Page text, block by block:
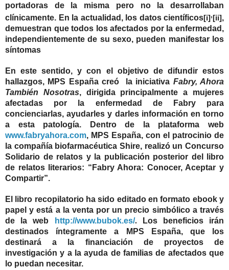
portadoras de la misma pero no la desarrollaban
clínicamente. En la actualidad, los datos científicos[i] , [ii],
demuestran que todos los afectados por la enfermedad,
independientemente de su sexo, pueden manifestar los
síntomas
En este sentido, y con el objetivo de difundir estos
hallazgos, MPS España creó la iniciativa Fabry, Ahora
También Nosotras, dirigida principalmente a mujeres
afectadas por la enfermedad de Fabry para
concienciarlas, ayudarles y darles información en torno
a esta patología. Dentro de la plataforma web
www.fabryahora.com, MPS España, con el patrocinio de
la compañía biofarmacéutica Shire, realizó un Concurso
Solidario de relatos y la publicación posterior del
libro
de relatos literarios: “Fabry Ahora: Conocer, Aceptar y
Compartir”.
El libro recopilatorio ha sido editado en formato ebook y
papel y está a la venta por un precio simbólico a través
de la web
http://www.bubok.es/.Los beneficios irán
destinados íntegramente a MPS España, que los
destinará a la financiación de proyectos de
investigación y a la ayuda de familias de afectados que
lo puedan necesitar.